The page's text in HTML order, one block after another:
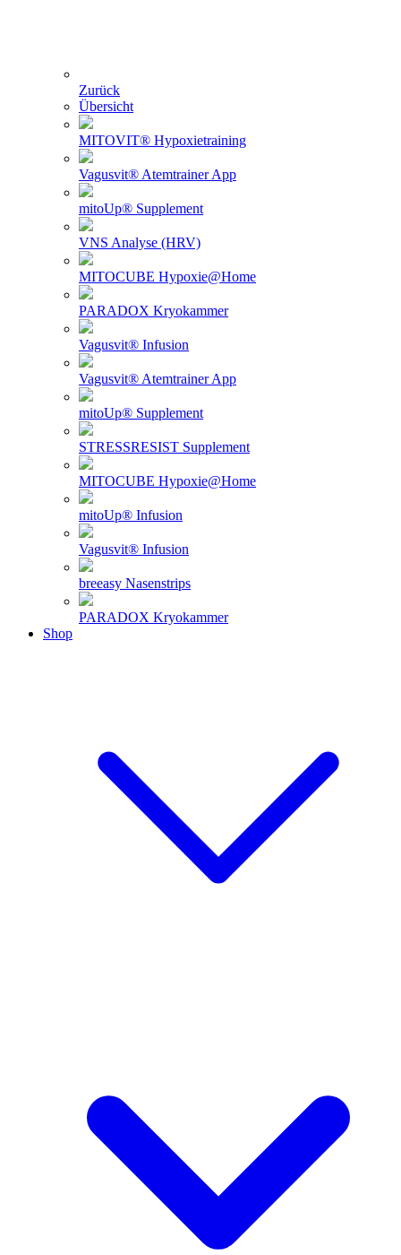
Zurück
Übersicht
MITOVIT® Hypoxietraining
Vagusvit® Atemtrainer App
mitoUp® Supplement
VNS Analyse (HRV)
MITOCUBE Hypoxie@Home
PARADOX Kryokammer
Vagusvit® Infusion
Vagusvit® Atemtrainer App
mitoUp® Supplement
STRESSRESIST Supplement
MITOCUBE Hypoxie@Home
mitoUp® Infusion
Vagusvit® Infusion
breeasy Nasenstrips
PARADOX Kryokammer
Shop